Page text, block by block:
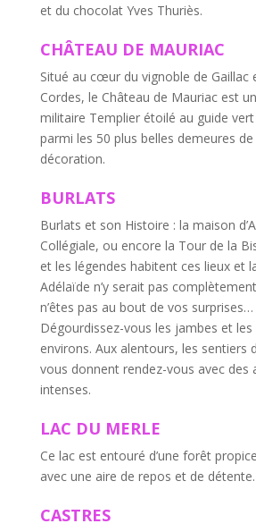
et du chocolat Yves Thuriès.
CHÂTEAU DE MAURIAC
Situé au cœur du vignoble de Gaillac
Cordes, le Château de Mauriac est
militaire Templier étoilé au guide
parmi les 50 plus belles demeures
décoration.
BURLATS
Burlats et son Histoire : la maison
Collégiale, ou encore la Tour de la
et les légendes habitent ces lieux et
Adélaïde n’y serait pas
n’êtes pas au bout de vos surprises…
Dégourdissez-vous les jambes et les
environs. Aux alentours, les sentiers
vous donnent rendez-vous avec des
intenses.
LAC DU MERLE
Ce lac est entouré d’une forêt
avec une aire de repos et de détente.
CASTRES